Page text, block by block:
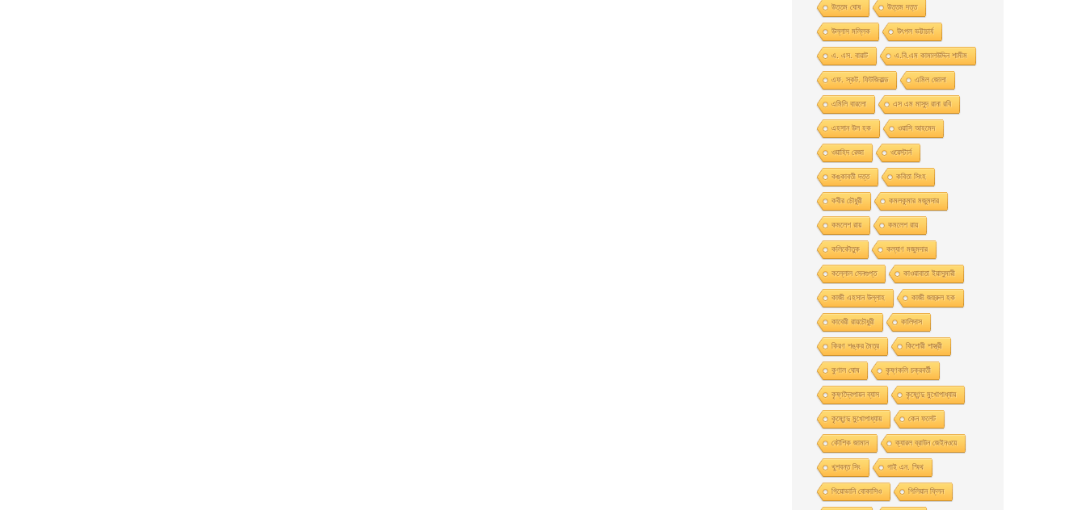
উত্তম ঘােষ উত্তম দত্ত
উল্লাস মল্লিক উৎপল ভট্টাচার্য
এ. এস. বায়াট এ.বি.এম কামালউদ্দিন শামীম
এফ. স্কট. ফিটজিরাল্ড এমিল জোলা
এমিলি বারলো এস এম মাসুদ রানা রবি
এহসান উল হক ওয়াসি আহমেদ
ওয়াহিদ রেজা ওয়েস্টার্ন
কঙ্কাবতী দত্ত কবিতা সিংহ
কবীর চৌধুরী কমলকুমার মজুমদার
কমলেশ রায় কমলেশ রায়
কলিকৌতুক কল্যাণ মজুমদার
কল্লোল সেনগুপ্ত কাওয়াবাতা ইয়াসুমারী
কাজী এহসান উল্লাহ কাজী জহুরুল হক
কাবেরী রায়চৌধুরী কালিদাস
কিরণ শঙ্কর মৈত্র কিশোরী শাস্ত্রী
কুণাল ঘোষ কৃষ্ণকলি চক্রবর্তী
কৃষ্ণদ্বৈপায়ন ব্যাস কৃষ্ণেন্দু মুখােপাধ্যায়
কৃষ্ণেন্দু মুখোপাধ্যায় কেন ফলেট
কৌশিক জামান ক্যারল ব্রাউন জেইনওয়ে
খুশবন্ত সিং গাই এন. স্মিথ
গিয়ােভানি বােকাসিও গিলিয়ান ফ্লিন